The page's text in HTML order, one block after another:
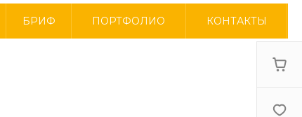
г. Екатеринбург
Ежедневно 9:00-19:00
БРИФ ПОРТФОЛИО КОНТАКТЫ